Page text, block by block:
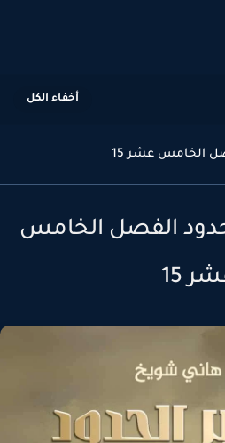
الخامس عشر 15
الفصل الخامس
15